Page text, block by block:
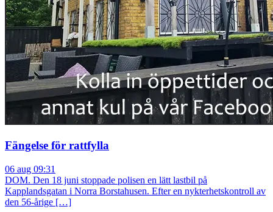
Fängelse för rattfylla
06 aug 09:31
DOM. Den 18 juni stoppade polisen en lätt lastbil på
Kapplandsgatan i Norra Borstahusen. Efter en nykterhetskontroll av
den 56-årige […]